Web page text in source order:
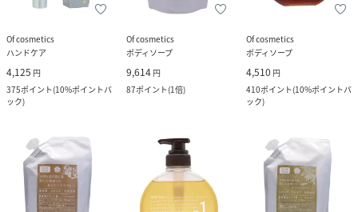
Of cosmetics
ハンドケア
4,125 円
375ポイント(10%ポイントバ
ック)
Of cosmetics
ボディソープ
9,614 円
87ポイント(1倍)
Of cosmetics
ボディソープ
4,510 円
410ポイント(10%ポイントバ
ック)